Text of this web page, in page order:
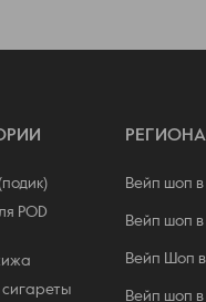
POD
Вейп шоп
Вейп шоп
Вейп Шоп
Вейп шоп